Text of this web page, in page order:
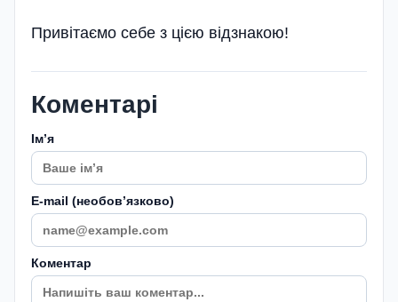
Привітаємо себе з цією відзнакою!
Коментарі
Імʼя
E-mail (необовʼязково)
Коментар